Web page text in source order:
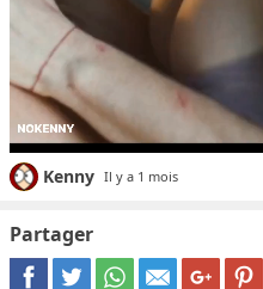
Kenny Il y a 1 mois
Partager